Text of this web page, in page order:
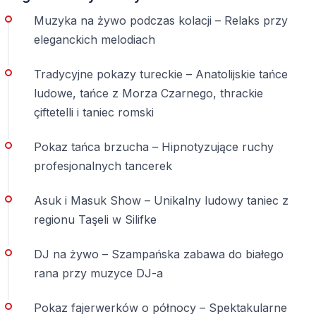
żywo, DJ-a i odliczanie do północy. Różnice najczęściej
dotyczą napojów. Warto sprawdzić, czy w cenie są
alkohole. Importowane alkohole, koktajle i szampan
mogą być dodatkowo płatne.
Muzyka na żywo podczas kolacji – Relaks przy
eleganckich melodiach
Tradycyjne pokazy tureckie – Anatolijskie tańce
ludowe, tańce z Morza Czarnego, thrackie
çiftetelli i taniec romski
Pokaz tańca brzucha – Hipnotyzujące ruchy
profesjonalnych tancerek
Asuk i Masuk Show – Unikalny ludowy taniec z
regionu Taşeli w Silifke
DJ na żywo – Szampańska zabawa do białego
rana przy muzyce DJ-a
Pokaz fajerwerków o północy – Spektakularne